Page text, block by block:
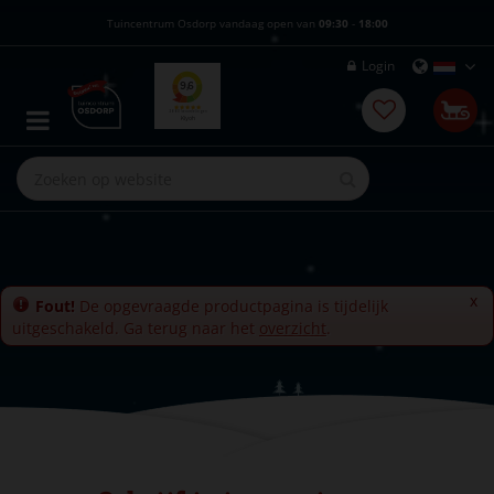
Tuincentrum Osdorp vandaag open van 09:30 - 18:00
Login
x
Fout! De opgevraagde productpagina is tijdelijk
uitgeschakeld. Ga terug naar het overzicht